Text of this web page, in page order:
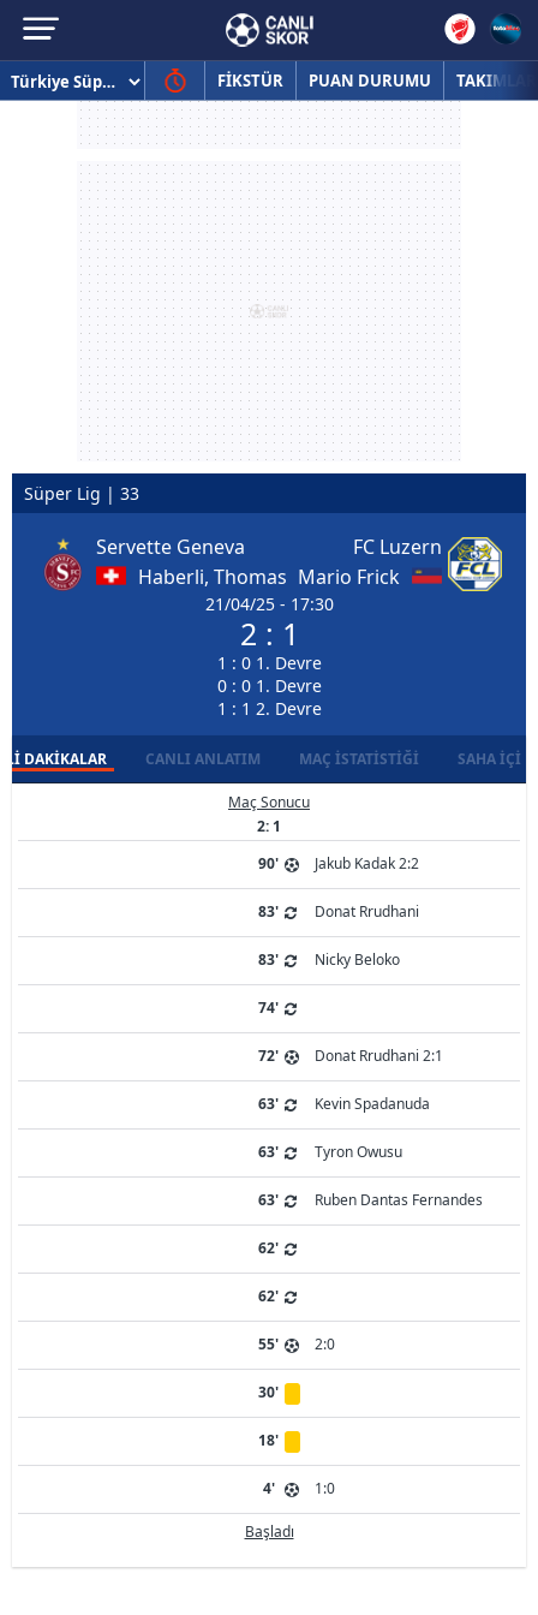
FİKSTÜR PUAN DURUMU TAKIMLAR
Süper Lig | 33
Servette Geneva
Haberli, Thomas
21/04/25 - 17:30
2 : 1
1 : 0 1. Devre
0 : 0 1. Devre
1 : 1 2. Devre
FC Luzern
Mario Frick
DAKIKALAR CANLI ANLATIM MAÇ İSTATISTIĞI SAHA İÇI
Maç Sonucu
2: 1
90'
Jakub Kadak 2:2
83' Donat Rrudhani
83' Nicky Beloko
74'
72' Donat Rrudhani 2:1
63' Kevin Spadanuda
63' Tyron Owusu
63' Ruben Dantas Fernandes
62'
62'
55' 2:0
30'
18'
4' 1:0
Başladı